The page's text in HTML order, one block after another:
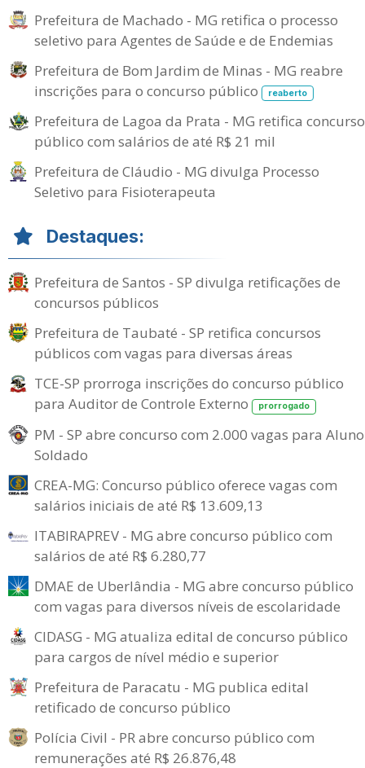
Prefeitura de Machado - MG retifica o processo
seletivo para Agentes de Saúde e de Endemias
Prefeitura de Bom Jardim de Minas - MG reabre
inscrições para o concurso público
reaberto
Prefeitura de Lagoa da Prata - MG retifica concurso
público com salários de até R$ 21 mil
Prefeitura de Cláudio - MG divulga Processo
Seletivo para Fisioterapeuta
Destaques:
Prefeitura de Santos - SP divulga retificações de
concursos públicos
Prefeitura de Taubaté - SP retifica concursos
públicos com vagas para diversas áreas
TCE-SP prorroga inscrições do concurso público
para Auditor de Controle Externo
prorrogado
PM - SP abre concurso com 2.000 vagas para
Soldado
CREA-MG: Concurso público oferece vagas com
salários iniciais de até R$ 13.609,13
ITABIRAPREV - MG abre concurso público com
salários de até R$ 6.280,77
DMAE de Uberlândia - MG abre concurso público
com vagas para diversos níveis de escolaridade
CIDASG - MG atualiza edital de concurso público
para cargos de nível médio e superior
Prefeitura de Paracatu - MG publica edital
retificado de concurso público
Polícia Civil - PR abre concurso público com
remunerações até R$ 26.876,48